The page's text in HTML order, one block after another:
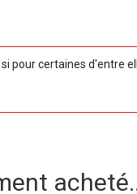
pour certaines d'entre